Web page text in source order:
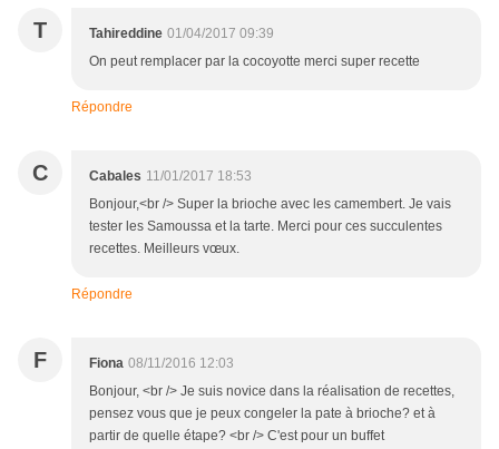
T Tahireddine 01/04/2017 09:39
On peut remplacer par la cocoyotte merci super recette
Répondre
C Cabales 11/01/2017 18:53
Bonjour,<br /> Super la brioche avec les camembert. Je vais
tester les Samoussa et la tarte. Merci pour ces succulentes
recettes. Meilleurs vœux.
Répondre
F Fiona 08/11/2016 12:03
Bonjour, <br /> Je suis novice dans la réalisation de recettes,
pensez vous que je peux congeler la pate à brioche? et à
partir de quelle étape? <br /> C'est pour un buffet